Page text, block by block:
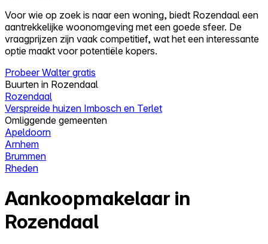
Voor wie op zoek is naar een woning, biedt Rozendaal een
aantrekkelijke woonomgeving met een goede sfeer. De
vraagprijzen zijn vaak competitief, wat het een interessante
optie maakt voor potentiële kopers.
Probeer Walter gratis
Buurten in Rozendaal
Rozendaal
Verspreide huizen Imbosch en Terlet
Omliggende gemeenten
Apeldoorn
Arnhem
Brummen
Rheden
Aankoopmakelaar in
Rozendaal